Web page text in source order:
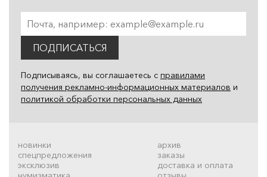
ПОДПИСАТЬСЯ
Подписываясь, вы соглашаетесь с правилами
получения рекламно-информационных материалов и
политикой обработки персональных данных
новинки
спецпредложения
эксклюзив
архив
заказы
доставка и оплата